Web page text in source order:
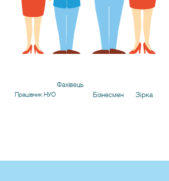
Фахівець
Бізнесмен
Працівник НУО Зірка